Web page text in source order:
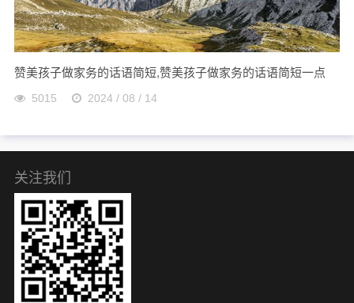
赞美孩子做家务的话语简短,赞美孩子做家务的话语简短一点
5015 2024 / 08 / 14
关注我们